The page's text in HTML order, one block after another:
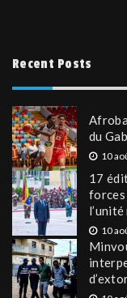
Recent Posts
du
10
17
forces
10